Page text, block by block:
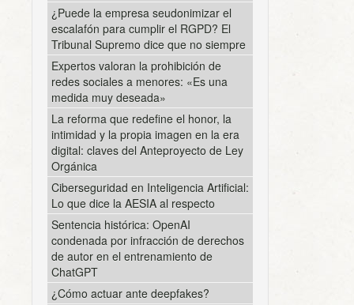
¿Puede la empresa seudonimizar el
escalafón para cumplir el RGPD? El
Tribunal Supremo dice que no siempre
Expertos valoran la prohibición de
redes sociales a menores: «Es una
medida muy deseada»
La reforma que redefine el honor, la
intimidad y la propia imagen en la era
digital: claves del Anteproyecto de Ley
Orgánica
Ciberseguridad en Inteligencia Artificial:
Lo que dice la AESIA al respecto
Sentencia histórica: OpenAI
condenada por infracción de derechos
de autor en el entrenamiento de
ChatGPT
¿Cómo actuar ante deepfakes?